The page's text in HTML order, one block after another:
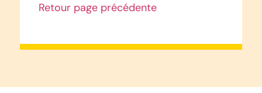
Retour page précédente